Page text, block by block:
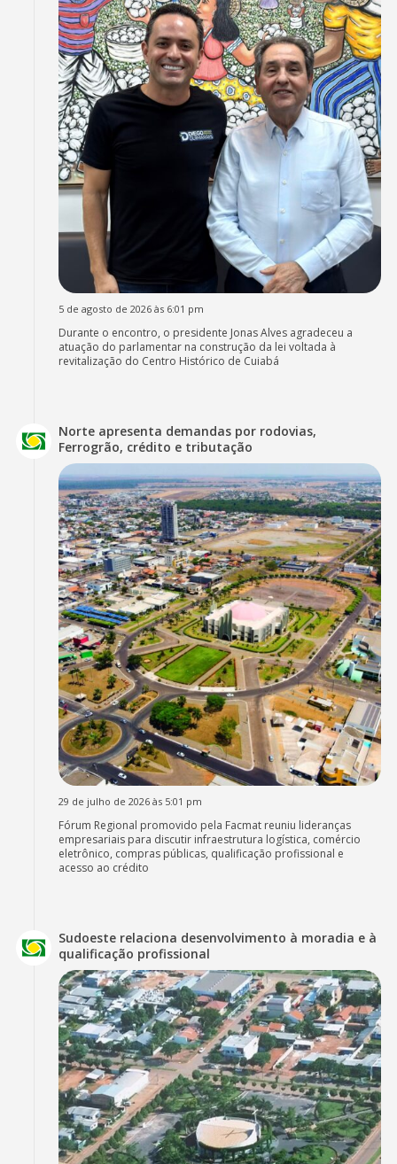
5 de agosto de 2026 às 6:01 pm
Durante o encontro, o presidente Jonas Alves agradeceu a
atuação do parlamentar na construção da lei voltada à
revitalização do Centro Histórico de Cuiabá
Norte apresenta demandas por rodovias,
Ferrogrão, crédito e tributação
29 de julho de 2026 às 5:01 pm
Fórum Regional promovido pela Facmat reuniu lideranças
empresariais para discutir infraestrutura logística, comércio
eletrônico, compras públicas, qualificação profissional e
acesso ao crédito
Sudoeste relaciona desenvolvimento à moradia e à
qualificação profissional